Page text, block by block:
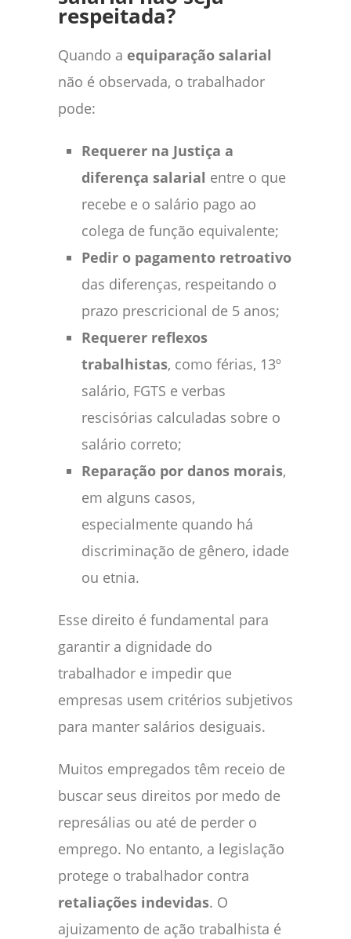
respeitada?
Quando a equiparação salarial
não é observada, o trabalhador
pode:
Requerer na Justiça a
diferença salarial entre o que
recebe e o salário pago ao
colega de função equivalente;
Pedir o pagamento retroativo
das diferenças, respeitando o
prazo prescricional de 5 anos;
Requerer reflexos
trabalhistas, como férias, 13º
salário, FGTS e verbas
rescisórias calculadas sobre o
salário correto;
Reparação por danos morais,
em alguns casos,
especialmente quando há
discriminação de gênero, idade
ou etnia.
Esse direito é fundamental para
garantir a dignidade do
trabalhador e impedir que
empresas usem critérios subjetivos
para manter salários desiguais.
Muitos empregados têm receio de
buscar seus direitos por medo de
represálias ou até de perder o
emprego. No entanto, a legislação
protege o trabalhador contra
retaliações indevidas. O
ajuizamento de ação trabalhista é